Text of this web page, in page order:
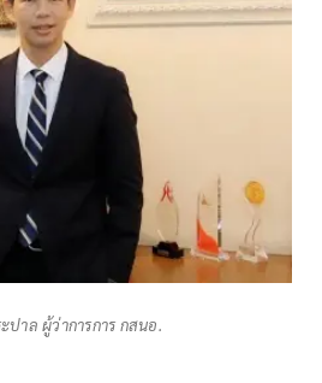
ปาล ผู้ว่าการการ กสนอ.